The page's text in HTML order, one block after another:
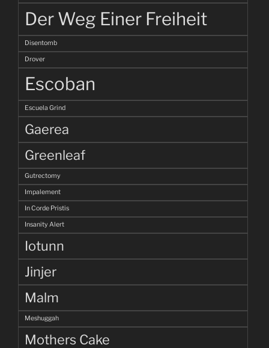
Der Weg Einer Freiheit
Disentomb
Drover
Escoban
Escuela Grind
Gaerea
Greenleaf
Gutrectomy
Impalement
In Corde Pristis
Insanity Alert
Iotunn
Jinjer
Malm
Meshuggah
Mothers Cake